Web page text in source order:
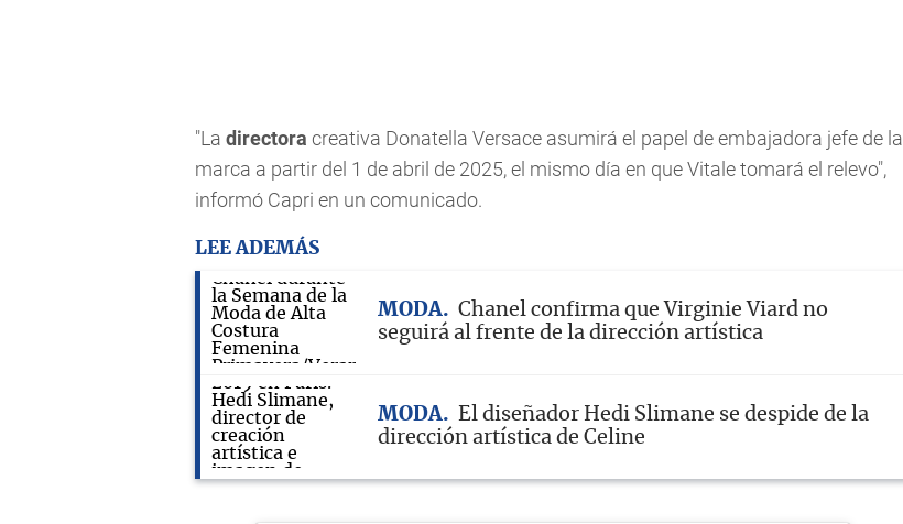
"La directora creativa Donatella Versace asumirá el papel de embajadora jefe de la
marca a partir del 1 de abril de 2025, el mismo día en que Vitale tomará el relevo",
informó Capri en un comunicado.
LEE ADEMÁS
MODA
Chanel confirma que Virginie Viard no
seguirá al frente de la dirección artística
MODA
El diseñador Hedi Slimane se despide de la
dirección artística de Celine